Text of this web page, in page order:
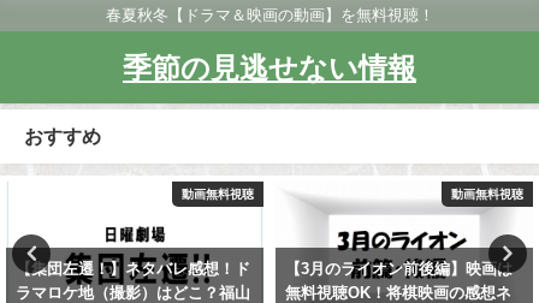
春夏秋冬【ドラマ＆映画の動画】を無料視聴！
季節の見逃せない情報
おすすめ
動画無料視聴
【集団左遷！】ネタバレ感想！ド
ラマロケ地（撮影）はどこ？福山
動画無料視聴
【3月のライオン前後編】映画は
無料視聴OK！将棋映画の感想ネ